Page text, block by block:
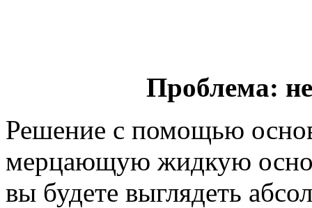
Проблема:
Решение с помощью
мерцающую жидкую
вы будете выглядеть